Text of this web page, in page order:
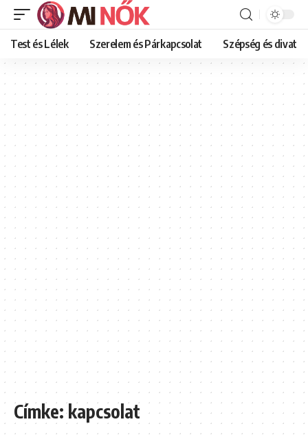
Test és Lélek Szerelem és Párkapcsolat Szépség és divat
Címke:kapcsolat